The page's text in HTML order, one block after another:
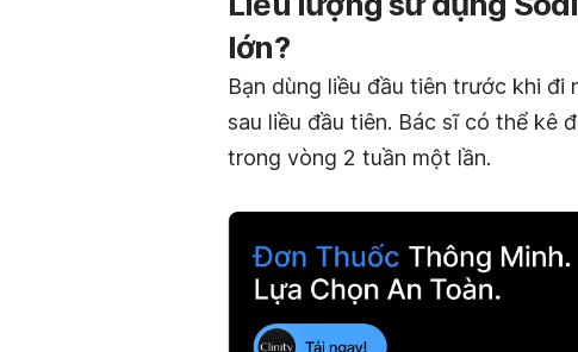
lớn?
Bạn dùng liều đầu tiên trước khi
sau liều đầu tiên. Bác sĩ có thể kê
trong vòng 2 tuần một lần.